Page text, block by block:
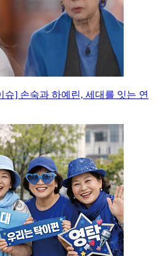
슈] 손숙과 하예린, 세대를 잇는 연